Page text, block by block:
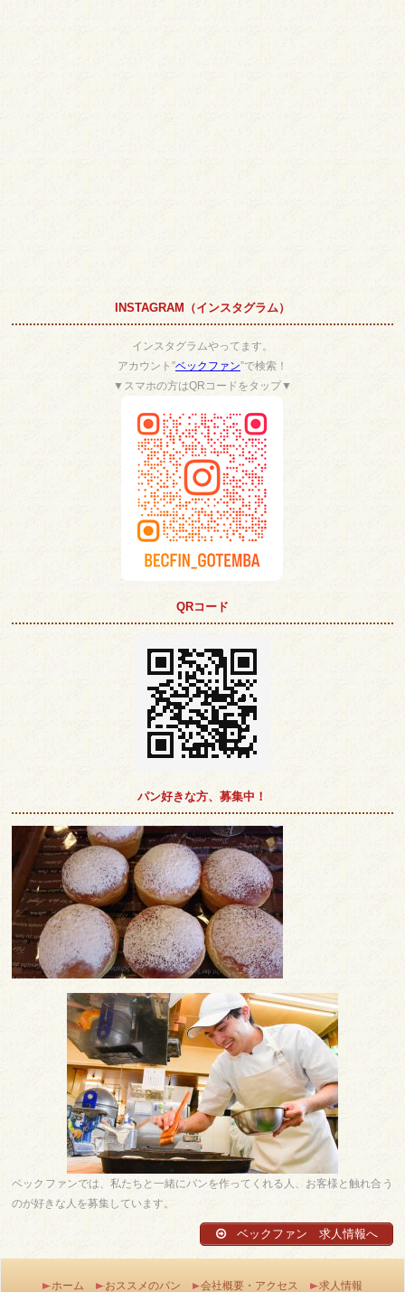
INSTAGRAM（インスタグラム）
インスタグラムやってます。
アカウント”ベックファン”で検索！
▼スマホの方はQRコードをタップ▼
QRコード
パン好きな方、募集中！
ベックファンでは、私たちと一緒にパンを作ってくれる人、お客様と触れ合う
のが好きな人を募集しています。
ベックファン 求人情報へ
ホーム おススメのパン 会社概要・アクセス 求人情報